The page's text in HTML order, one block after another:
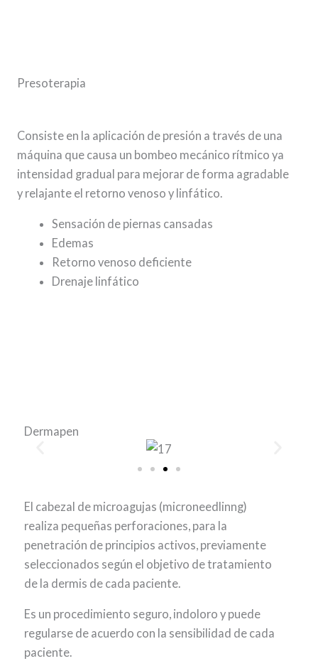
Consiste en la aplicación de presión a través de una
máquina que causa un bombeo mecánico rítmico ya
intensidad gradual para mejorar de forma agradable
y relajante el retorno venoso y linfático.
Sensación de piernas cansadas
Edemas
Retorno venoso deficiente
Drenaje linfático
Presoterapia
Dermapen
El cabezal de microagujas (microneedlinng)
realiza pequeñas perforaciones, para la
penetración de principios activos, previamente
seleccionados según el objetivo de tratamiento
de la dermis de cada paciente.
Es un procedimiento seguro, indoloro y puede
regularse de acuerdo con la sensibilidad de cada
paciente.